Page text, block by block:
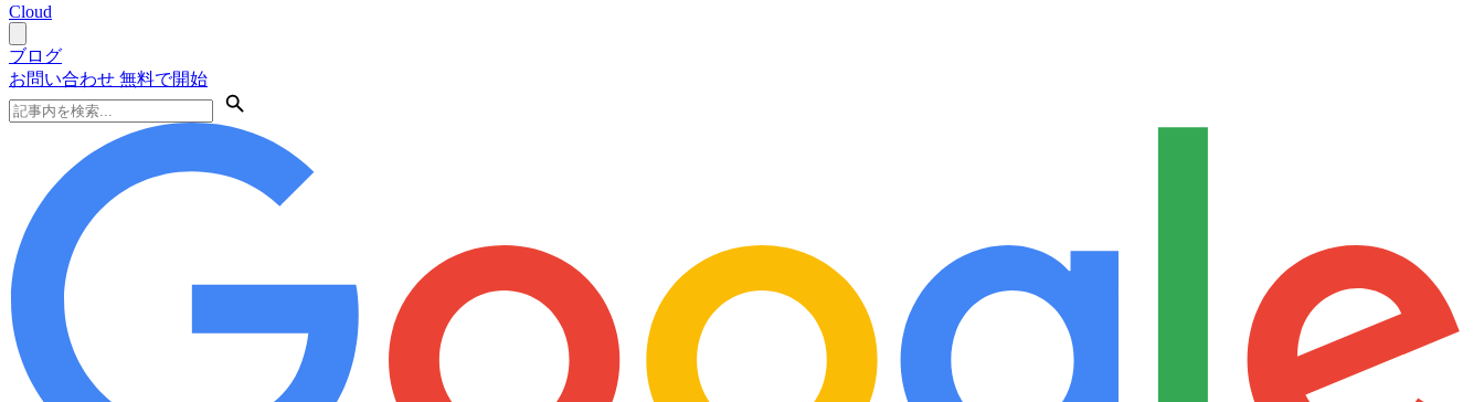
Cloud
ブログ
お問い合わせ 無料で開始